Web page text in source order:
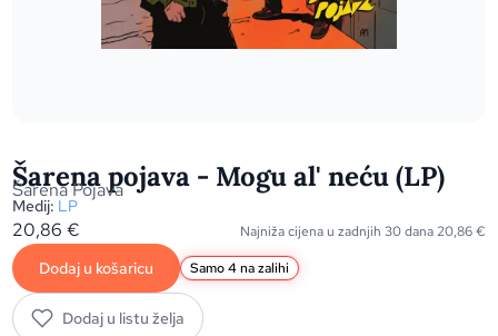
Šarena pojava - Mogu al' neću (LP)
Šarena Pojava
Medij: LP
20,86€ Najniža cijena u zadnjih 30 dana 20,86€
Dodaj u košaricu Samo 4 na zalihi
Dodaj u listu želja